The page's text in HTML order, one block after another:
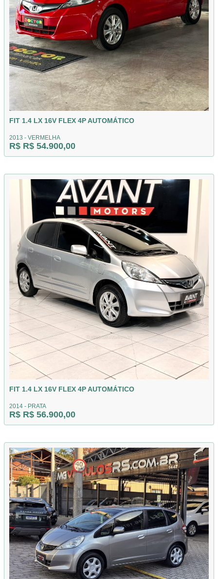
FIT 1.4 LX 16V FLEX 4P AUTOMÁTICO
2013 - VERMELHA
R$ R$ 54.900,00
FIT 1.4 LX 16V FLEX 4P AUTOMÁTICO
2014 - PRATA
R$ R$ 56.900,00